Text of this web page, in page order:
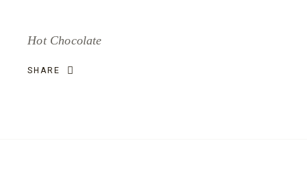
Hot Chocolate
SHARE